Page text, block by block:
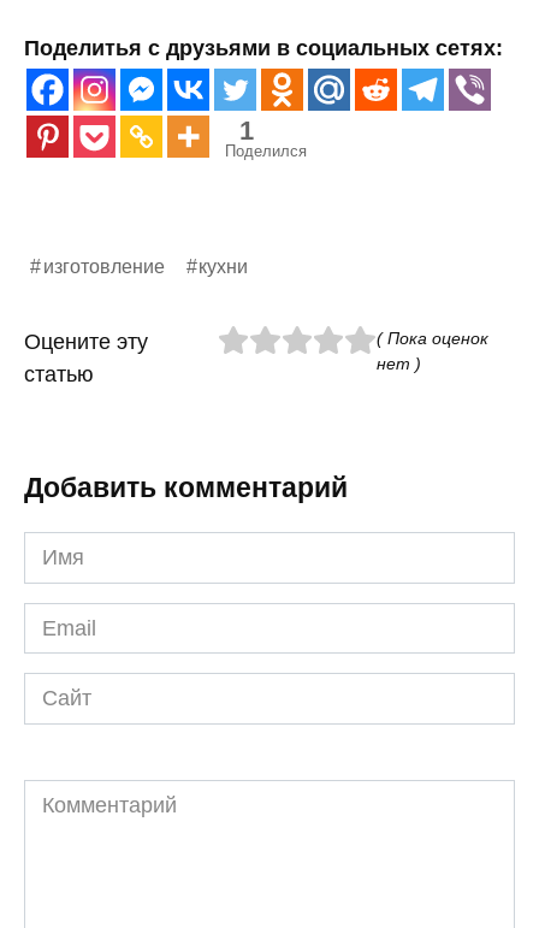
Поделитья с друзьями в социальных сетях:
1
Поделился
изготовление кухни
Оцените эту
статью
( Пока оценок
нет )
Добавить комментарий
Имя
*
Email
*
Сайт
Комментарий